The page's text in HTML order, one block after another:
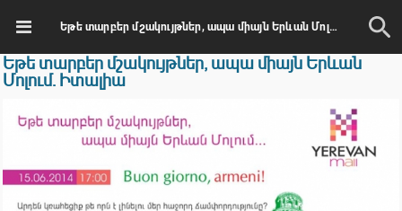
Եթե տարբեր մշակույթներ, ապա միայն Երևան Մոլում. Իտալիա
Եթե տարբեր մշակույթներ, ապա միայն Երևան
Մոլում. Իտալիա